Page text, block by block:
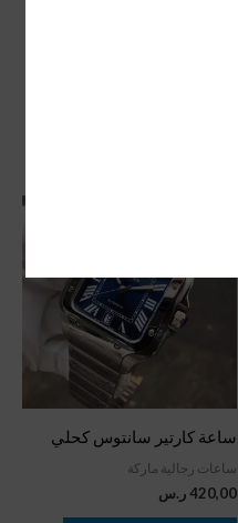
ساعة كارتير سانتوس كحلي
ساعات رجالية ماركة
420,00ر.س